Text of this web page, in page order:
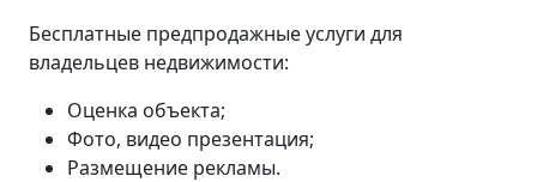
Бесплатные предпродажные услуги для
владельцев недвижимости:
Оценка объекта;
Фото, видео презентация;
Размещение рекламы.